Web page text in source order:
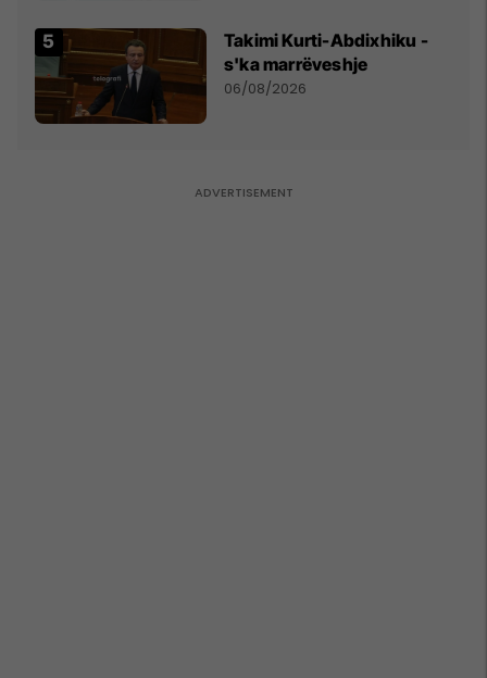
Takimi Kurti-Abdixhiku -
s'ka marrëveshje
06/08/2026